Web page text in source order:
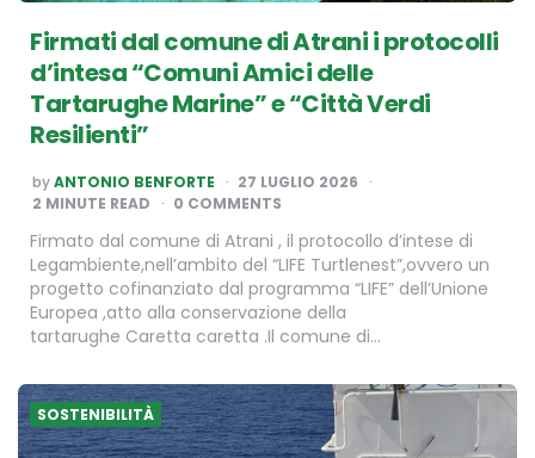
Firmati dal comune di Atrani i protocolli
d’intesa “Comuni Amici delle
Tartarughe Marine” e “Città Verdi
Resilienti”
POSTED
BY
byANTONIO BENFORTE
27 LUGLIO 2026
2 MINUTE READ 0 COMMENTS
Firmato dal comune di Atrani , il protocollo d’intese di
Legambiente,nell’ambito del “LIFE Turtlenest”,ovvero un
progetto cofinanziato dal programma “LIFE” dell’Unione
Europea ,atto alla conservazione della
tartarughe Caretta caretta .Il comune di…
SOSTENIBILITÀ